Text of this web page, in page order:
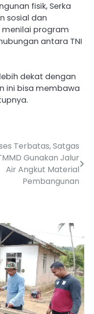
fisik, Serka
sosial dan
menilai program
antara TNI
dekat dengan
ini bisa membawa
Terbatas, Satgas
Gunakan Jalur
Air Angkut Material
Pembangunan